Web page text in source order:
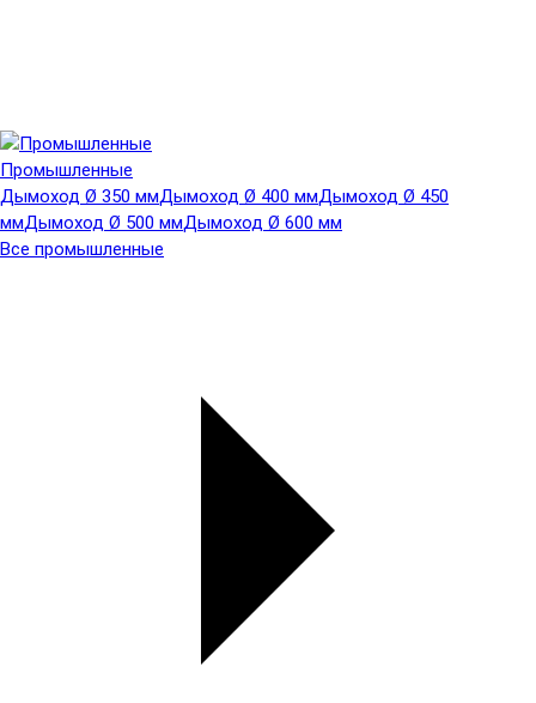
Промышленные
Дымоход Ø 350 ммДымоход Ø 400 ммДымоход Ø 450
ммДымоход Ø 500 ммДымоход Ø 600 мм
Все промышленные